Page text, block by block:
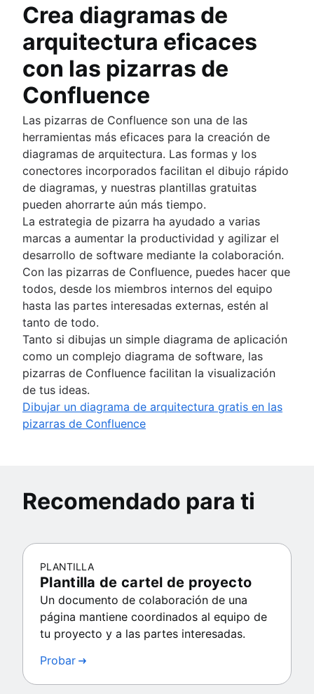
Crea diagramas de
arquitectura eficaces
con las pizarras de
Confluence
Las pizarras de Confluence son una de las
herramientas más eficaces para la creación de
diagramas de arquitectura. Las formas y los
conectores incorporados facilitan el dibujo rápido
de diagramas, y nuestras plantillas gratuitas
pueden ahorrarte aún más tiempo.
La estrategia de pizarra ha ayudado a varias
marcas a aumentar la productividad y agilizar el
desarrollo de software mediante la colaboración.
Con las pizarras de Confluence, puedes hacer que
todos, desde los miembros internos del equipo
hasta las partes interesadas externas, estén al
tanto de todo.
Tanto si dibujas un simple diagrama de aplicación
como un complejo diagrama de software, las
pizarras de Confluence facilitan la visualización
de tus ideas.
Dibujar un diagrama de arquitectura gratis en las
pizarras de Confluence
Recomendado para ti
PLANTILLA
Plantilla de cartel de proyecto
Un documento de colaboración de una
página mantiene coordinados al equipo de
tu proyecto y a las partes interesadas.
Probar